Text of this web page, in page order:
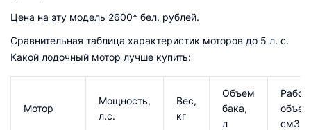
Цена на эту модель 2600* бел. рублей.
Сравнительная таблица характеристик моторов до 5 л. с.
Какой лодочный мотор лучше купить:
Мотор
Мощность,
л.с.
Вес,
кг
Объем
бака,
л
см3